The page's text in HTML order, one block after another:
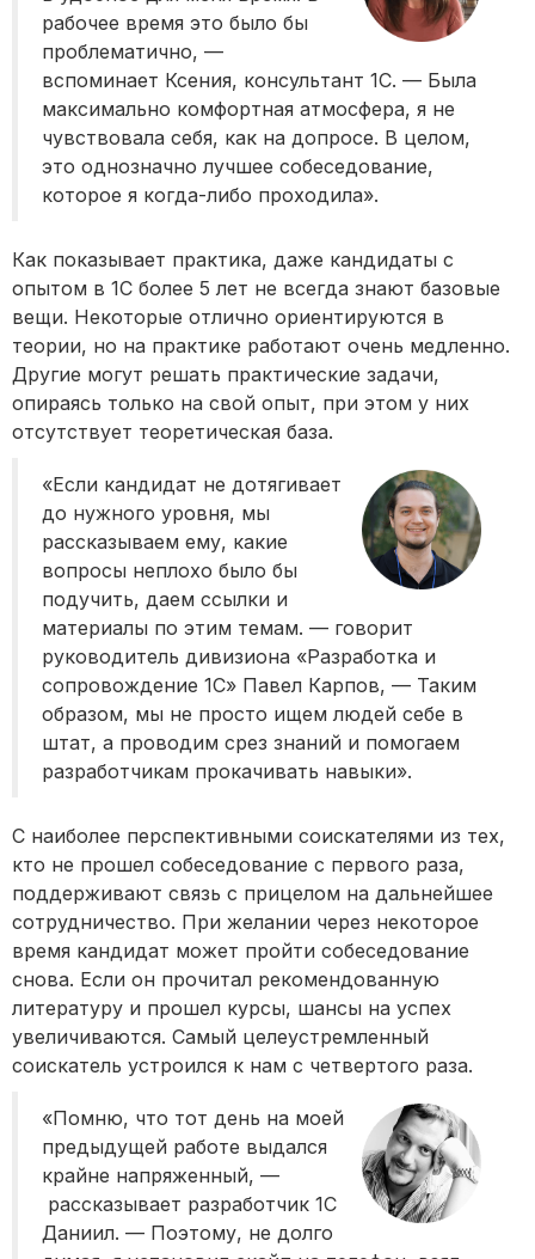
рабочее время это было бы
проблематично, —
вспоминает Ксения, консультант 1С. — Была
максимально комфортная атмосфера, я не
чувствовала себя, как на допросе. В целом,
это однозначно лучшее собеседование,
которое я когда-либо проходила».
Как показывает практика, даже кандидаты с
опытом в 1С более 5 лет не всегда знают базовые
вещи. Некоторые отлично ориентируются в
теории, но на практике работают очень медленно.
Другие могут решать практические задачи,
опираясь только на свой опыт, при этом у них
отсутствует теоретическая база.
«Если кандидат не дотягивает
до нужного уровня, мы
рассказываем ему, какие
вопросы неплохо было бы
подучить, даем ссылки и
материалы по этим темам. — говорит
руководитель дивизиона «Разработка и
сопровождение 1С» Павел Карпов, — Таким
образом, мы не просто ищем людей себе в
штат, а проводим срез знаний и помогаем
разработчикам прокачивать навыки».
С наиболее перспективными соискателями из тех,
кто не прошел собеседование с первого раза,
поддерживают связь с прицелом на дальнейшее
сотрудничество. При желании через некоторое
время кандидат может пройти собеседование
снова. Если он прочитал рекомендованную
литературу и прошел курсы, шансы на успех
увеличиваются. Самый целеустремленный
соискатель устроился к нам с четвертого раза.
«Помню, что тот день на моей
предыдущей работе выдался
крайне напряженный, —
рассказывает разработчик 1С
Даниил. — Поэтому, не долго